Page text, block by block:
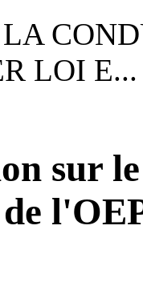
LOI E...
sur